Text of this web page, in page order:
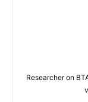
Researcher on